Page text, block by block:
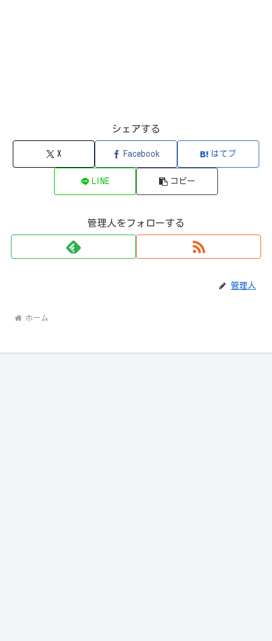
シェアする
X Facebook はてブ
LINE コピー
管理人をフォローする
管理人
ホーム